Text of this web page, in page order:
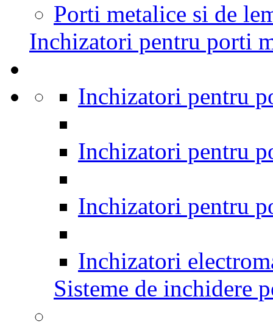
Porti metalice si de
Inchizatori pentru porti
Inchizatori pentru
Inchizatori pentru
Inchizatori pentru
Inchizatori
Sisteme de inchidere